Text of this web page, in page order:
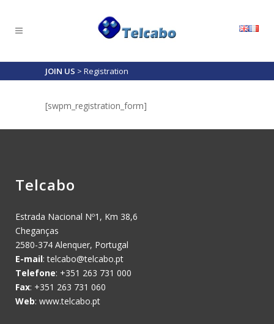
JOIN US > Registration
[swpm_registration_form]
Telcabo
Estrada Nacional Nº1, Km 38,6
Cheganças
2580-374 Alenquer, Portugal
E-mail:telcabo@telcabo.pt
Telefone: +351 263 731 000
Fax: +351 263 731 060
Web: www.telcabo.pt